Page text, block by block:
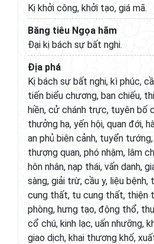
Kị khởi công, khởi tạo, giá mã.
Băng tiêu Ngọa hãm
Đại kị bách sự bất nghi.
Địa phá
Kị bách sự bất nghi, kì phúc,
tiến biểu chương, ban chiếu,
hiền, cử chánh trực, tuyên bố
thưởng hạ, yến hội, quan đới,
an phủ biên cảnh, tuyển
thượng quan, phó nhậm, lâm
hôn nhân, nạp thái, vấn danh,
sàng, giải trừ, cầu y, liệu bệnh,
cung thất, tu cung thất, thiện
phòng, hưng tạo, động thổ,
cổ chú, kinh lạc, uấn nhưỡng,
giao dịch, khai thương khố,